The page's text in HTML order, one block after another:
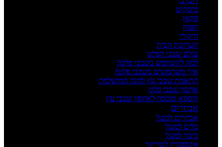
מיסקיט
פקאן
תפוח
היקורי
תערובת הבית
עולם שבבי הפלט
למה להשתמש בשבבי פלט?
איך משתמשים בשבבי פלט?
התאמת שבבי עץ למנה המושלמת
אחסון שבבי פלט
קופסא ומכסה לאחסון שבבי עץ
אביזרים
אביזרים למנגל
כלים למנגל
כיסוי למנגל
אקססוריז לטרייגר